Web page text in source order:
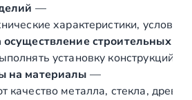
—
характеристики,
строительных и
установку конструкций
на материалы —
качество металла, стекла,